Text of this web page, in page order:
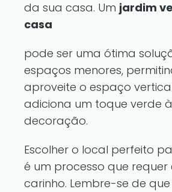
da sua casa. Um jardim
casa
pode ser uma ótima
espaços menores,
aproveite o espaço
adiciona um toque verde
decoração.
Escolher o local perfeito
é um processo que
carinho. Lembre-se de